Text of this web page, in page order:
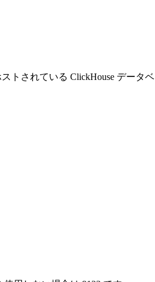
トされている ClickHouse データベ